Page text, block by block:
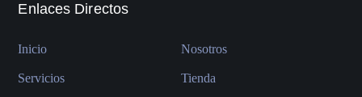
Enlaces Directos
Inicio Nosotros
Servicios Tienda